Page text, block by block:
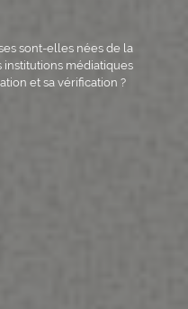
sont-elles nées de la
médiatiques
et sa vérification ?